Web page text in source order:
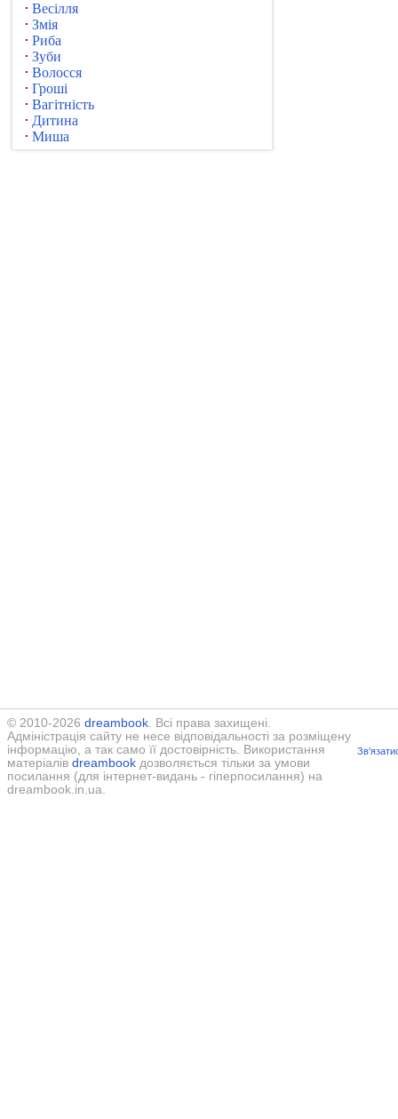
Весілля
Змія
Риба
Зуби
Волосся
Гроші
Вагітність
Дитина
Миша
© 2010-2026 dreambook. Всі права захищені.
Адміністрація сайту не несе відповідальності за розміщену
інформацію, а так само її достовірність. Використання
матеріалів dreambook дозволяється тільки за умови
посилання (для інтернет-видань - гіперпосилання) на
dreambook.in.ua.